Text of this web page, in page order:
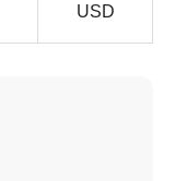
USD